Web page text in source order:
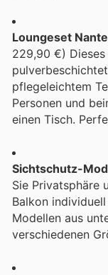
Loungeset
229,90 €)
pflegeleichtem
Personen und
einen Tisch.
Sichtschutz-
Sie Privatsphäre
Balkon
Modellen aus
verschiedenen